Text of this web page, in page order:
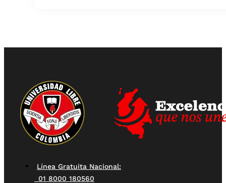
Línea Gratuita Nacional:
01 8000 180560